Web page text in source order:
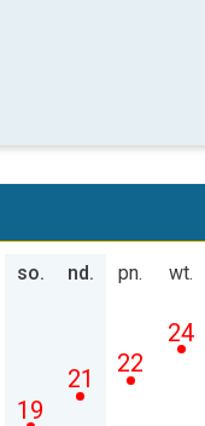
so.
19
nd.
21
pn.
22
wt.
24